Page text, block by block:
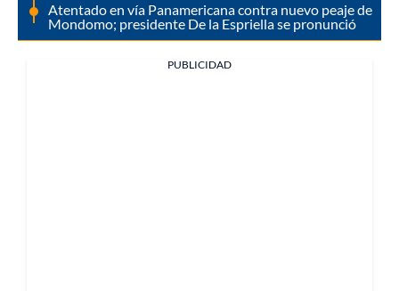
Atentado en vía Panamericana contra nuevo peaje de
Mondomo; presidente De la Espriella se pronunció
PUBLICIDAD